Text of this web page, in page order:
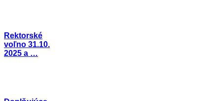
Rektorské
voľno 31.10.
2025 a …